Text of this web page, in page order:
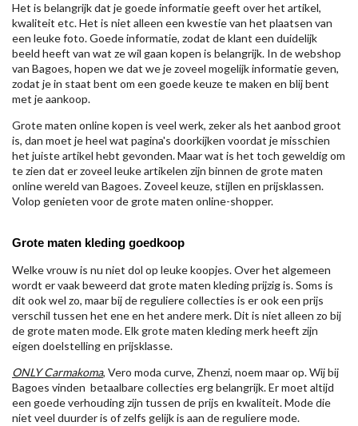
Het is belangrijk dat je goede informatie geeft over het artikel,
kwaliteit etc. Het is niet alleen een kwestie van het plaatsen van
een leuke foto. Goede informatie, zodat de klant een duidelijk
beeld heeft van wat ze wil gaan kopen is belangrijk. In de webshop
van Bagoes, hopen we dat we je zoveel mogelijk informatie geven,
zodat je in staat bent om een goede keuze te maken en blij bent
met je aankoop.
Grote maten online kopen is veel werk, zeker als het aanbod groot
is, dan moet je heel wat pagina's doorkijken voordat je misschien
het juiste artikel hebt gevonden. Maar wat is het toch geweldig om
te zien dat er zoveel leuke artikelen zijn binnen de grote maten
online wereld van Bagoes. Zoveel keuze, stijlen en prijsklassen.
Volop genieten voor de grote maten online-shopper.
Grote maten kleding goedkoop
Welke vrouw is nu niet dol op leuke koopjes. Over het algemeen
wordt er vaak beweerd dat grote maten kleding prijzig is. Soms is
dit ook wel zo, maar bij de reguliere collecties is er ook een prijs
verschil tussen het ene en het andere merk. Dit is niet alleen zo bij
de grote maten mode. Elk grote maten kleding merk heeft zijn
eigen doelstelling en prijsklasse.
ONLY Carmakoma, Vero moda curve, Zhenzi, noem maar op. Wij bij
Bagoes vinden betaalbare collecties erg belangrijk. Er moet altijd
een goede verhouding zijn tussen de prijs en kwaliteit. Mode die
niet veel duurder is of zelfs gelijk is aan de reguliere mode.